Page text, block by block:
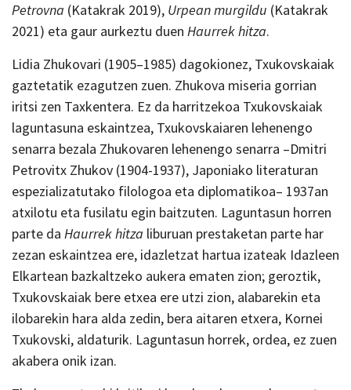
Petrovna (Katakrak 2019), Urpean murgildu (Katakrak
2021) eta gaur aurkeztu duen Haurrek hitza.
Lidia Zhukovari (1905–1985) dagokionez, Txukovskaiak
gaztetatik ezagutzen zuen. Zhukova miseria gorrian
iritsi zen Taxkentera. Ez da harritzekoa Txukovskaiak
laguntasuna eskaintzea, Txukovskaiaren lehenengo
senarra bezala Zhukovaren lehenengo senarra –Dmitri
Petrovitx Zhukov (1904-1937), Japoniako literaturan
espezializatutako filologoa eta diplomatikoa– 1937an
atxilotu eta fusilatu egin baitzuten. Laguntasun horren
parte da Haurrek hitza liburuan prestaketan parte har
zezan eskaintzea ere, idazletzat hartua izateak Idazleen
Elkartean bazkaltzeko aukera ematen zion; geroztik,
Txukovskaiak bere etxea ere utzi zion, alabarekin eta
ilobarekin hara alda zedin, bera aitaren etxera, Kornei
Txukovski, aldaturik. Laguntasun horrek, ordea, ez zuen
akabera onik izan.